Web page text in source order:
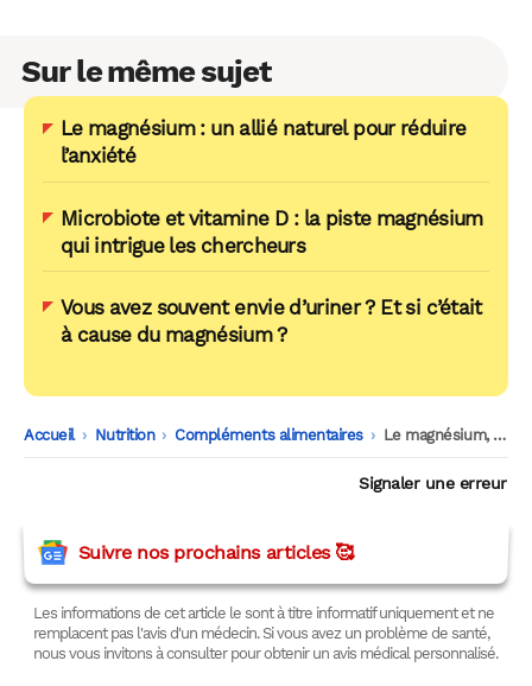
Sur le même sujet
Le magnésium : un allié naturel pour réduire
l’anxiété
Microbiote et vitamine D : la piste magnésium
qui intrigue les chercheurs
Vous avez souvent envie d’uriner ? Et si c’était
à cause du magnésium ?
Accueil -
Nutrition -
Compléments alimentaires -
Le magnésium, ce complément que les sportifs prennent presque tous de travers
Signaler une erreur
Suivre nos prochains articles 🥰
Les informations de cet article le sont à titre informatif uniquement et ne
remplacent pas l'avis d'un médecin. Si vous avez un problème de santé,
nous vous invitons à consulter pour obtenir un avis médical personnalisé.